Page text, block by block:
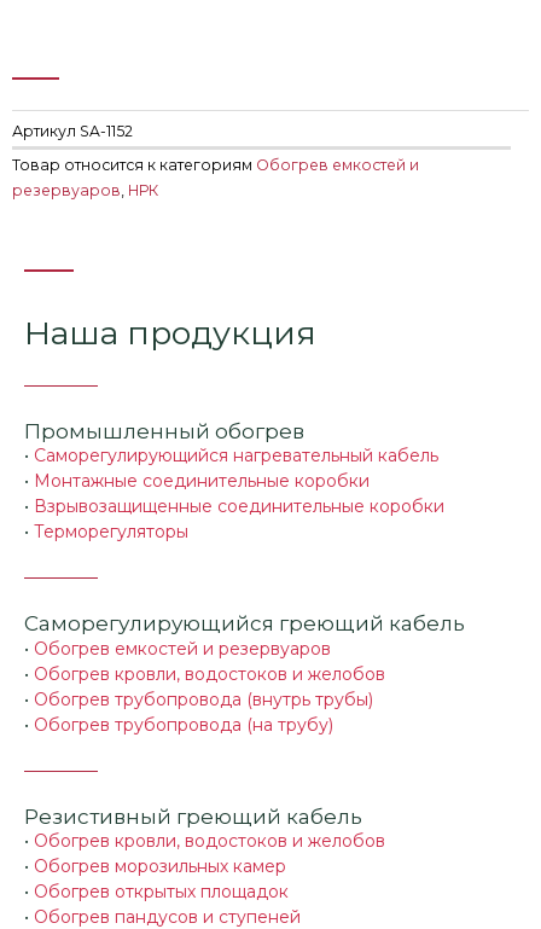
Артикул SA-1152
Товар относится к категориям Обогрев емкостей и
резервуаров, НРК
Наша продукция
Промышленный обогрев
• Саморегулирующийся нагревательный кабель
• Монтажные соединительные коробки
• Взрывозащищенные соединительные коробки
• Терморегуляторы
Саморегулирующийся греющий кабель
• Обогрев емкостей и резервуаров
• Обогрев кровли, водостоков и желобов
• Обогрев трубопровода (внутрь трубы)
• Обогрев трубопровода (на трубу)
Резистивный греющий кабель
• Обогрев кровли, водостоков и желобов
• Обогрев морозильных камер
• Обогрев открытых площадок
• Обогрев пандусов и ступеней